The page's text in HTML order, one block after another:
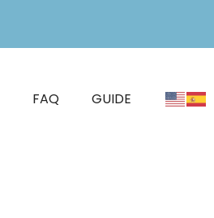
FAQ GUIDE